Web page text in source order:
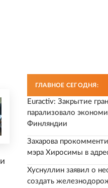
ГЛАВНОЕ СЕГОДНЯ:
Euractiv: Закрытие
парализовало
Финляндии
Захарова
мэра Хиросимы в
Хуснуллин заявил о
создать